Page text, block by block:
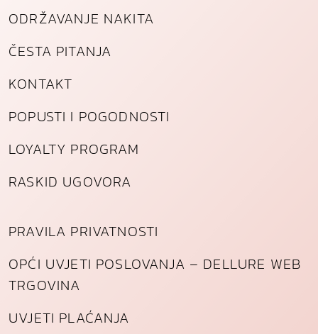
ODRŽAVANJE NAKITA
ČESTA PITANJA
KONTAKT
POPUSTI I POGODNOSTI
LOYALTY PROGRAM
RASKID UGOVORA
PRAVILA PRIVATNOSTI
OPĆI UVJETI POSLOVANJA – DELLURE WEB
TRGOVINA
UVJETI PLAĆANJA